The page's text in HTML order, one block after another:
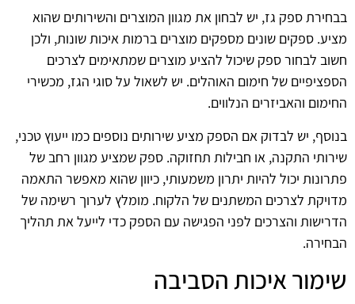
בבחירת ספק גז, יש לבחון את מגוון המוצרים והשירותים שהוא
מציע. ספקים שונים מספקים מוצרים ברמות איכות שונות, ולכן
חשוב לבחור ספק שיכול להציע מוצרים שמתאימים לצרכים
הספציפיים של חימום האוהלים. יש לשאול על סוגי הגז, מכשירי
החימום והאביזרים הנלווים.
בנוסף, יש לבדוק אם הספק מציע שירותים נוספים כמו ייעוץ טכני,
שירותי התקנה, או חבילות תחזוקה. ספק שמציע מגוון רחב של
פתרונות יכול להיות יתרון משמעותי, כיוון שהוא מאפשר התאמה
מדויקת לצרכים המשתנים של הלקוח. מומלץ לערוך רשימה של
הדרישות והצרכים לפני הפגישה עם הספק כדי לייעל את תהליך
הבחירה.
שימור איכות הסביבה